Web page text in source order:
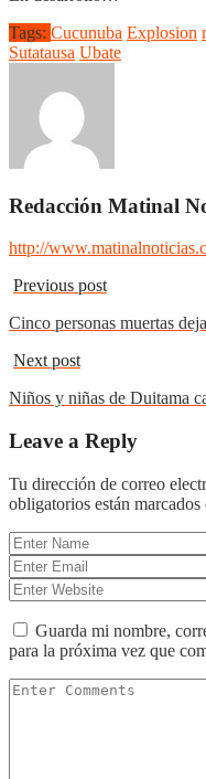
Tags: Cucunuba Explosion
Sutatausa Ubate
Redacción Matinal
http://
Previous post
Cinco personas muertas
Next post
Niños y niñas de Duitama
Leave a Reply
Tu dirección de correo
obligatorios están marcados
Guarda mi nombre,
para la próxima vez que